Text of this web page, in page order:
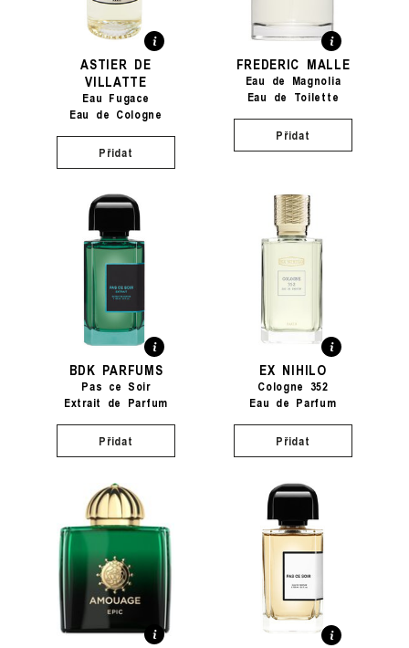
ASTIER DE
VILLATTE
Eau Fugace
Eau de Cologne
Přidat
FREDERIC MALLE
Eau de Magnolia
Eau de Toilette
Přidat
BDK PARFUMS
Pas ce Soir
Extrait de Parfum
Přidat
EX NIHILO
Cologne 352
Eau de Parfum
Přidat